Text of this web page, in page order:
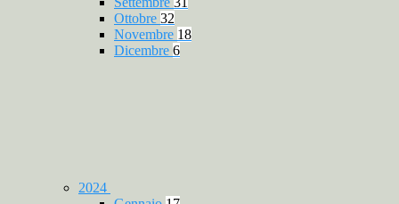
Ottobre 32
Novembre 18
Dicembre 6
2024